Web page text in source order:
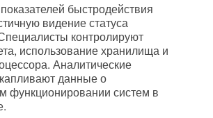
быстродействия
видение статуса
контролируют
использование хранилища и
Аналитические
данные о
функционировании систем в